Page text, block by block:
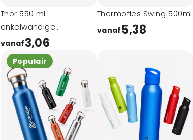
Thor 550 ml
enkelwandige
roestvrijstalen waterfles
vanaf3,06
Thermofles Swing 500ml
vanaf 5,38
Populair